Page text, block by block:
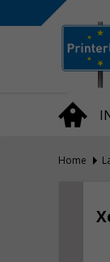
Over
Privacy
Home